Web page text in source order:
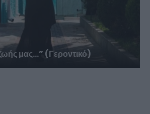
μας…” (Γεροντικό)